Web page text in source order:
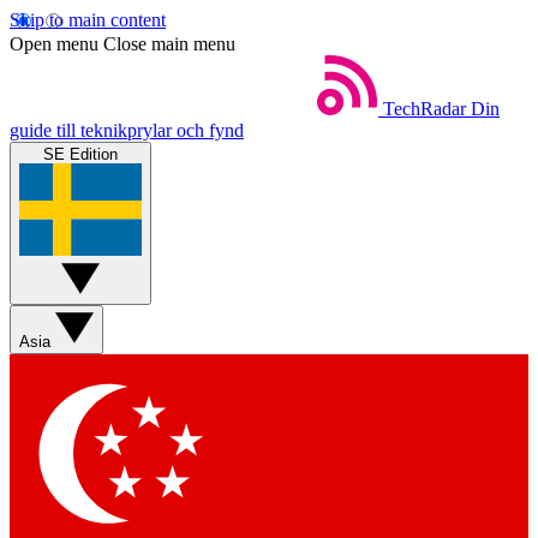
Skip to main content
Open menu Close main menu
TechRadar Din
guide till teknikprylar och fynd
SE Edition
Asia